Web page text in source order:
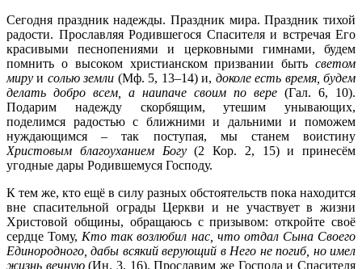
Сегодня праздник надежды. Праздник мира. Праздник тихой
радости. Прославляя Родившегося Спасителя и встречая Его
красивыми песнопениями и церковными гимнами, будем
помнить о высоком христианском призвании быть светом
миру и солью земли (Мф. 5, 13–14) и, доколе есть время, будем
делать добро всем, а наипаче своим по вере (Гал. 6, 10).
Подарим надежду скорбящим, утешим унывающих,
поделимся радостью с ближними и дальними и поможем
нуждающимся – так поступая, мы станем воистину
Христовым благоуханием Богу(2 Кор. 2, 15) и принесём
угодные дары Родившемуся Господу.
К тем же, кто ещё в силу разных обстоятельств пока находится
вне спасительной ограды Церкви и не участвует в жизни
Христовой общины, обращаюсь с призывом: откройте своё
сердце Тому, Кто так возлюбил нас, что отдал Сына Своего
Единородного, дабы всякий верующий в Него не погиб, но имел
жизнь вечную(Ин. 3, 16). Прославим же Господа и Спасителя